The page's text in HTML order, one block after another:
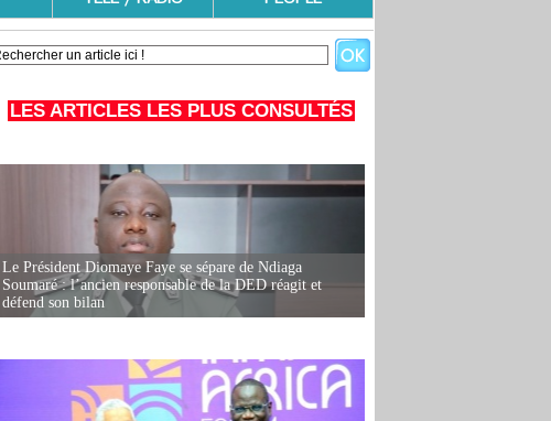
LES ARTICLES LES PLUS CONSULTÉS
Le Président Diomaye Faye se sépare de Ndiaga
Soumaré : l’ancien responsable de la DED réagit et
défend son bilan